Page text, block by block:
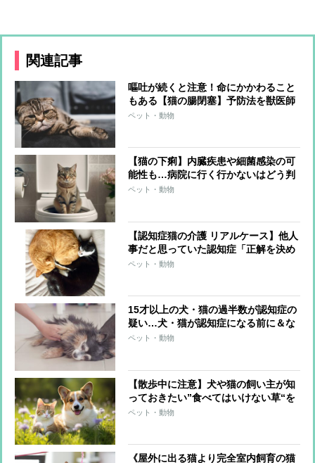
関連記事
嘔吐が続くと注意！命にかかわること
もある【猫の腸閉塞】予防法を獣医師
が解説、原因は大別して異物か腫瘍
ペット・動物
【猫の下痢】内臓疾患や細菌感染の可
能性も…病院に行く行かないはどう判
断すればいい？獣医師が解説
ペット・動物
【認知症猫の介護 リアルケース】他人
事だと思っていた認知症「正解を決め
つけず、できることの中からベストな
ペット・動物
15才以上の犬・猫の過半数が認知症の
疑い…犬・猫が認知症になる前に＆な
ったらやるべきこと
ペット・動物
【散歩中に注意】犬や猫の飼い主が知
っておきたい”食べてはいけない草“を
獣医師が解説
ペット・動物
《屋外に出る猫より完全室内飼育の猫